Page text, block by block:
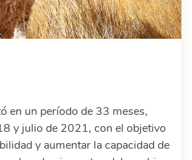
en un período de 33 meses,
y julio de 2021, con el objetivo
y aumentar la capacidad de